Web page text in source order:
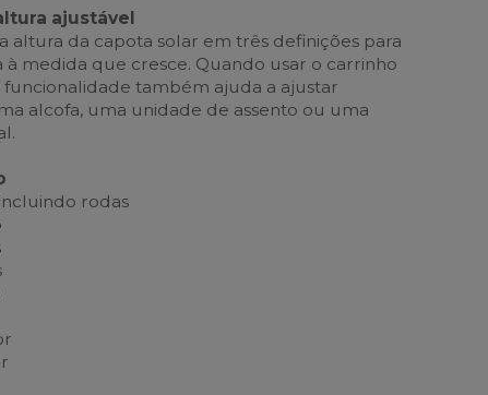
ajustável
altura da capota solar em três definições para
à medida que cresce. Quando usar o carrinho
funcionalidade também ajuda a ajustar
alcofa, uma unidade de assento ou uma
rodas